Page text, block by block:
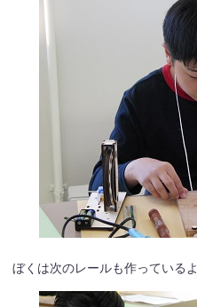
ぼくは次のレールも作っているよ